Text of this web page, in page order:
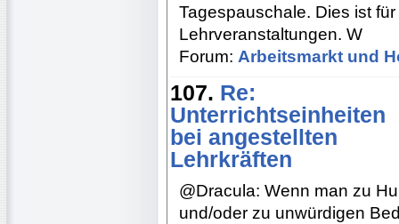
Tagespauschale. Dies ist
Lehrveranstaltungen. W
Forum: Arbeitsmarkt und
107. Re:
Unterrichtseinheiten
bei angestellten
Lehrkräften
@Dracula: Wenn man zu
und/oder zu unwürdigen